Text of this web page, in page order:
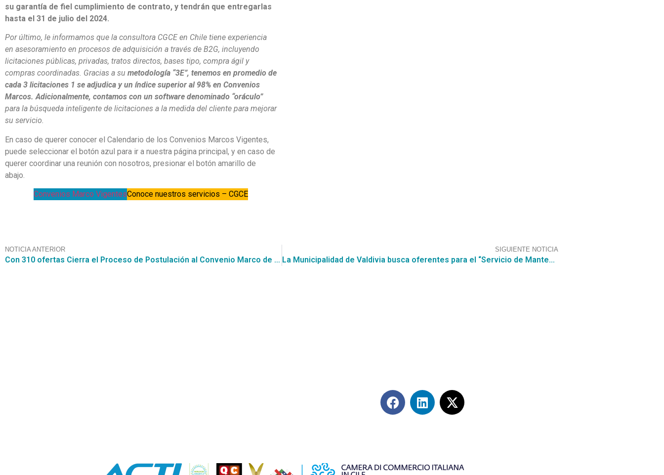
su garantía de fiel cumplimiento de contrato, y tendrán que entregarlas
hasta el 31 de julio del 2024.
Por último, le informamos que la consultora CGCE en Chile tiene experiencia
en asesoramiento en procesos de adquisición a través de B2G, incluyendo
licitaciones públicas, privadas, tratos directos, bases tipo, compra ágil y
compras coordinadas. Gracias a su metodología “3E”, tenemos en promedio de
cada 3 licitaciones 1 se adjudica y un índice superior al 98% en Convenios
Marcos. Adicionalmente, contamos con un software denominado “oráculo”
para la búsqueda inteligente de licitaciones a la medida del cliente para mejorar
su servicio.
En caso de querer conocer el Calendario de los Convenios Marcos Vigentes,
puede seleccionar el botón azul para ir a nuestra página principal, y en caso de
querer coordinar una reunión con nosotros, presionar el botón amarillo de
abajo.
Convenios Marco VigentesConoce nuestros servicios – CGCE
NOTICIA ANTERIOR
Con 310 ofertas Cierra el Proceso de Postulación al Convenio Marco de Insumos y Dispositivos médicos.
SIGUIENTE NOTICIA
La Municipalidad de Valdivia busca oferentes para el “Servicio de Mantención de Áreas Verdes, Mobiliario Urbano y Mantención de Sumideros de Aguas Lluvia de la Comuna por un monto de $12.306.281.069